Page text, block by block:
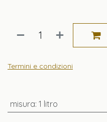
Termini e condizioni
misura: 1 litro